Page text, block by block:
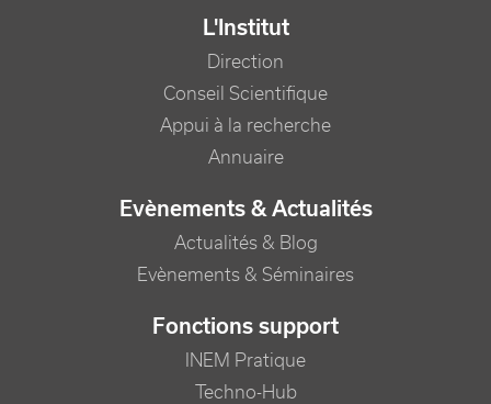
L'Institut
Direction
Conseil Scientifique
Appui à la recherche
Annuaire
Evènements & Actualités
Actualités & Blog
Evènements & Séminaires
Fonctions support
INEM Pratique
Techno-Hub